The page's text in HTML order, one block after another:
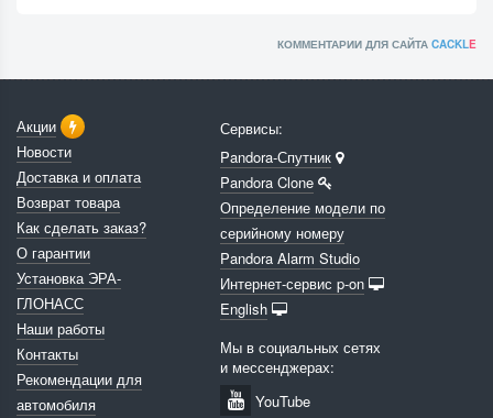
КОММЕНТАРИИ ДЛЯ САЙТА CACKLE
Акции
Новости
Доставка и оплата
Возврат товара
Как сделать заказ?
О гарантии
Установка ЭРА-
ГЛОНАСС
Наши работы
Контакты
Рекомендации для
автомобиля
Сервисы:
Pandora-Спутник
Pandora Clone
Определение модели по
серийному номеру
Pandora Alarm Studio
Интернет-сервис p-on
English
Мы в социальных сетях
и мессенджерах:
YouTube